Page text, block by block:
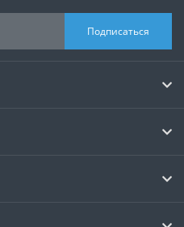
Подписаться